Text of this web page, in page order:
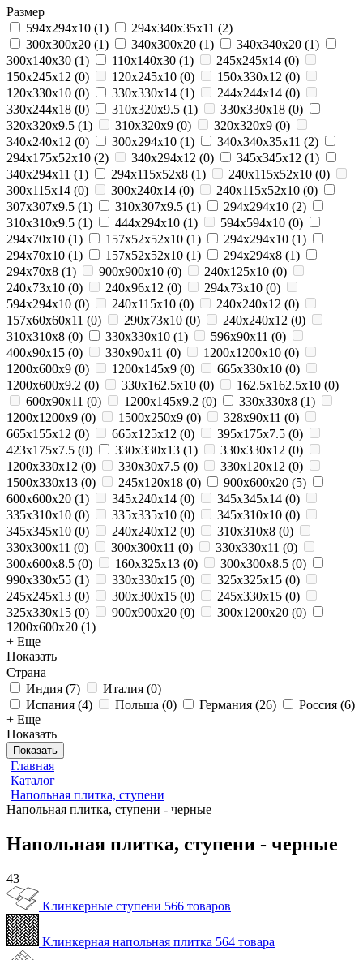
Размер
594х294х10 (1) 294х340х35х11 (2)
300х300х20 (1) 340х300х20 (1) 340х340х20 (1)
300х140х30 (1) 110х140х30 (1) 245x245x14 (0)
150x245x12 (0) 120x245x10 (0) 150x330x12 (0)
120x330x10 (0) 330x330x14 (1) 244x244x14 (0)
330x244x18 (0) 310x320x9.5 (1) 330x330x18 (0)
320x320x9.5 (1) 310x320x9 (0) 320x320x9 (0)
340x240x12 (0) 300x294x10 (1) 340х340х35х11 (2)
294x175x52x10 (2) 340x294x12 (0) 345x345x12 (1)
340х294х11 (1) 294х115х52х8 (1) 240x115x52x10 (0)
300x115x14 (0) 300x240x14 (0) 240х115х52х10 (0)
307x307x9.5 (1) 310x307x9.5 (1) 294x294x10 (2)
310x310x9.5 (1) 444x294x10 (1) 594х594х10 (0)
294x70x10 (1) 157x52x52x10 (1) 294х294х10 (1)
294х70х10 (1) 157х52х52x10 (1) 294x294x8 (1)
294х70х8 (1) 900х900х10 (0) 240х125х10 (0)
240x73x10 (0) 240x96x12 (0) 294х73х10 (0)
594x294x10 (0) 240x115x10 (0) 240x240x12 (0)
157x60x60x11 (0) 290х73х10 (0) 240х240х12 (0)
310x310x8 (0) 330x330x10 (1) 596x90x11 (0)
400x90x15 (0) 330x90x11 (0) 1200x1200x10 (0)
1200x600x9 (0) 1200x145x9 (0) 665x330x10 (0)
1200x600x9.2 (0) 330x162.5x10 (0) 162.5x162.5x10 (0)
600x90x11 (0) 1200x145x9.2 (0) 330x330x8 (1)
1200x1200x9 (0) 1500x250x9 (0) 328x90x11 (0)
665x155x12 (0) 665x125x12 (0) 395x175x7.5 (0)
423x175x7.5 (0) 330x330x13 (1) 330x330x12 (0)
1200x330x12 (0) 330x30x7.5 (0) 330x120x12 (0)
1500x330x13 (0) 245x120x18 (0) 900x600x20 (5)
600x600x20 (1) 345х240х14 (0) 345х345х14 (0)
335х310х10 (0) 335х335х10 (0) 345х310х10 (0)
345х345х10 (0) 240х240x12 (0) 310х310x8 (0)
330x300x11 (0) 300x300x11 (0) 330x330x11 (0)
300x600x8.5 (0) 160x325x13 (0) 300x300x8.5 (0)
990х330х55 (1) 330x330x15 (0) 325x325x15 (0)
245x245x13 (0) 300x300x15 (0) 245x330x15 (0)
325x330x15 (0) 900x900x20 (0) 300x1200x20 (0)
1200x600x20 (1)
+ Еще
Показать
Страна
Индия (7) Италия (0)
Испания (4) Польша (0) Германия (26) Россия (6)
+ Еще
Показать
Показать
Главная
Каталог
Напольная плитка, ступени
Напольная плитка, ступени - черные
Напольная плитка, ступени - черные
43
Клинкерные ступени 566 товаров
Клинкерная напольная плитка 564 товара